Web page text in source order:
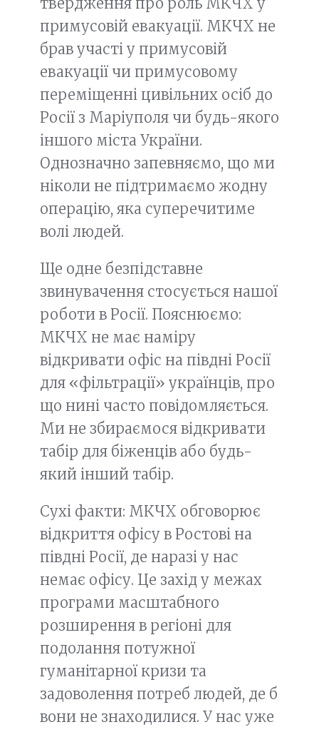
примусовій евакуації. МКЧХ не
брав участі у примусовій
евакуації чи примусовому
переміщенні цивільних осіб до
Росії з Маріуполя чи будь-якого
іншого міста України.
Однозначно запевняємо, що ми
ніколи не підтримаємо жодну
операцію, яка суперечитиме
волі людей.
Ще одне безпідставне
звинувачення стосується нашої
роботи в Росії. Пояснюємо:
МКЧХ не має наміру
відкривати офіс на півдні Росії
для «фільтрації» українців, про
що нині часто повідомляється.
Ми не збираємося відкривати
табір для біженців або будь-
який інший табір.
Сухі факти: МКЧХ обговорює
відкриття офісу в Ростові на
півдні Росії, де наразі у нас
немає офісу. Це захід у межах
програми масштабного
розширення в регіоні для
подолання потужної
гуманітарної кризи та
задоволення потреб людей, де б
вони не знаходилися. У нас уже